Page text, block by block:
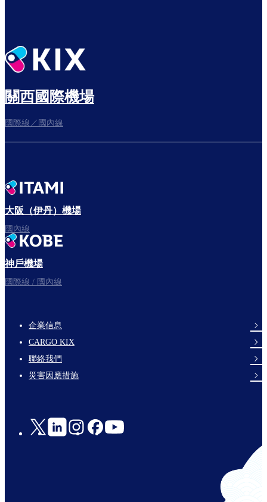
關西國際機場
國際線／國內線
大阪（伊丹）機場
國內線
神戶機場
國際線 / 國內線
footer-
links-
en-
企業信息
CARGO KIX
聯絡我們
災害因應措施
Social